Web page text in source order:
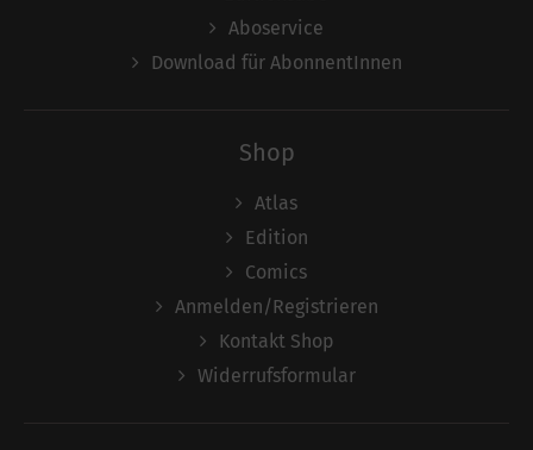
Aboservice
Download für AbonnentInnen
Shop
Atlas
Edition
Comics
Anmelden/Registrieren
Kontakt Shop
Widerrufsformular